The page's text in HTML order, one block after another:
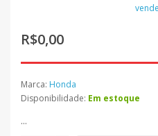
R$0,00
Marca: Honda
Disponibilidade: Em estoque
...